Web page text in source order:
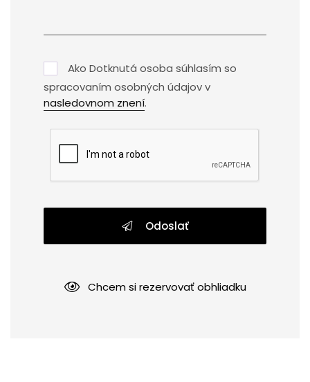
Ako Dotknutá osoba súhlasím so
spracovaním osobných údajov v
nasledovnom znení.
Odoslať
Chcem si rezervovať obhliadku